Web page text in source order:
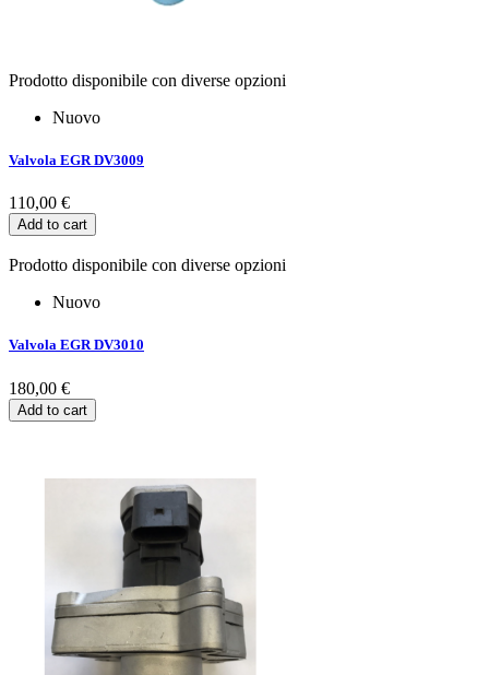
Prodotto disponibile con diverse opzioni
Nuovo
Valvola EGR DV3009
110,00 €
Add to cart
Prodotto disponibile con diverse opzioni
Nuovo
Valvola EGR DV3010
180,00 €
Add to cart